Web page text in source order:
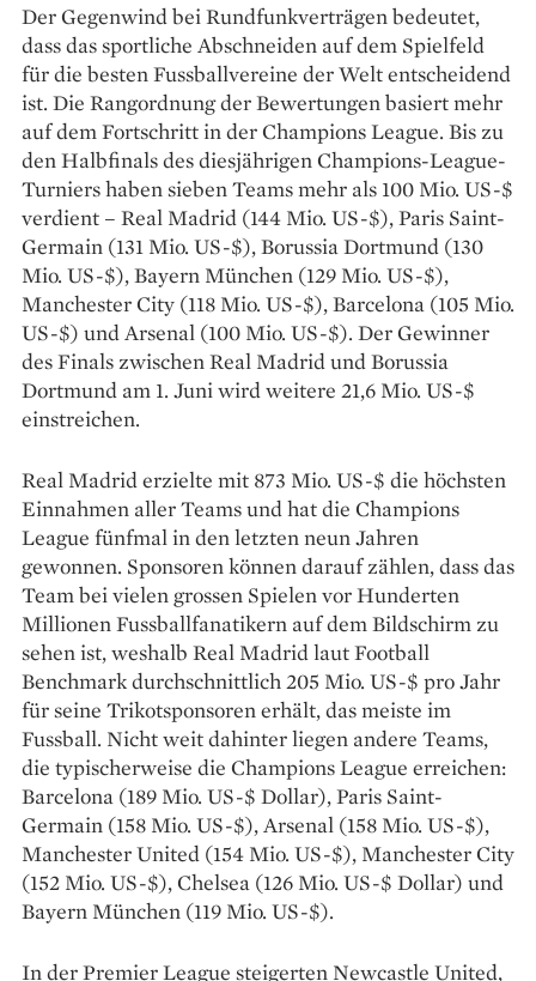
Der Gegenwind bei Rundfunkverträgen bedeutet,
dass das sportliche Abschneiden auf dem Spielfeld
für die besten Fussballvereine der Welt entscheidend
ist. Die Rangordnung der Bewertungen basiert mehr
auf dem Fortschritt in der Champions League. Bis zu
den Halbfinals des diesjährigen Champions-League-
Turniers haben sieben Teams mehr als 100 Mio. US-$
verdient – Real Madrid (144 Mio. US-$), Paris Saint-
Germain (131 Mio. US-$), Borussia Dortmund (130
Mio. US-$), Bayern München (129 Mio. US-$),
Manchester City (118 Mio. US-$), Barcelona (105 Mio.
US-$) und Arsenal (100 Mio. US-$). Der Gewinner
des Finals zwischen Real Madrid und Borussia
Dortmund am 1. Juni wird weitere 21,6 Mio. US-$
einstreichen.
Real Madrid erzielte mit 873 Mio. US-$ die höchsten
Einnahmen aller Teams und hat die Champions
League fünfmal in den letzten neun Jahren
gewonnen. Sponsoren können darauf zählen, dass das
Team bei vielen grossen Spielen vor Hunderten
Millionen Fussballfanatikern auf dem Bildschirm zu
sehen ist, weshalb Real Madrid laut Football
Benchmark durchschnittlich 205 Mio. US-$ pro Jahr
für seine Trikotsponsoren erhält, das meiste im
Fussball. Nicht weit dahinter liegen andere Teams,
die typischerweise die Champions League erreichen:
Barcelona (189 Mio. US-$ Dollar), Paris Saint-
Germain (158 Mio. US-$), Arsenal (158 Mio. US-$),
Manchester United (154 Mio. US-$), Manchester City
(152 Mio. US-$), Chelsea (126 Mio. US-$ Dollar) und
Bayern München (119 Mio. US-$).
In der Premier League steigerten Newcastle United,